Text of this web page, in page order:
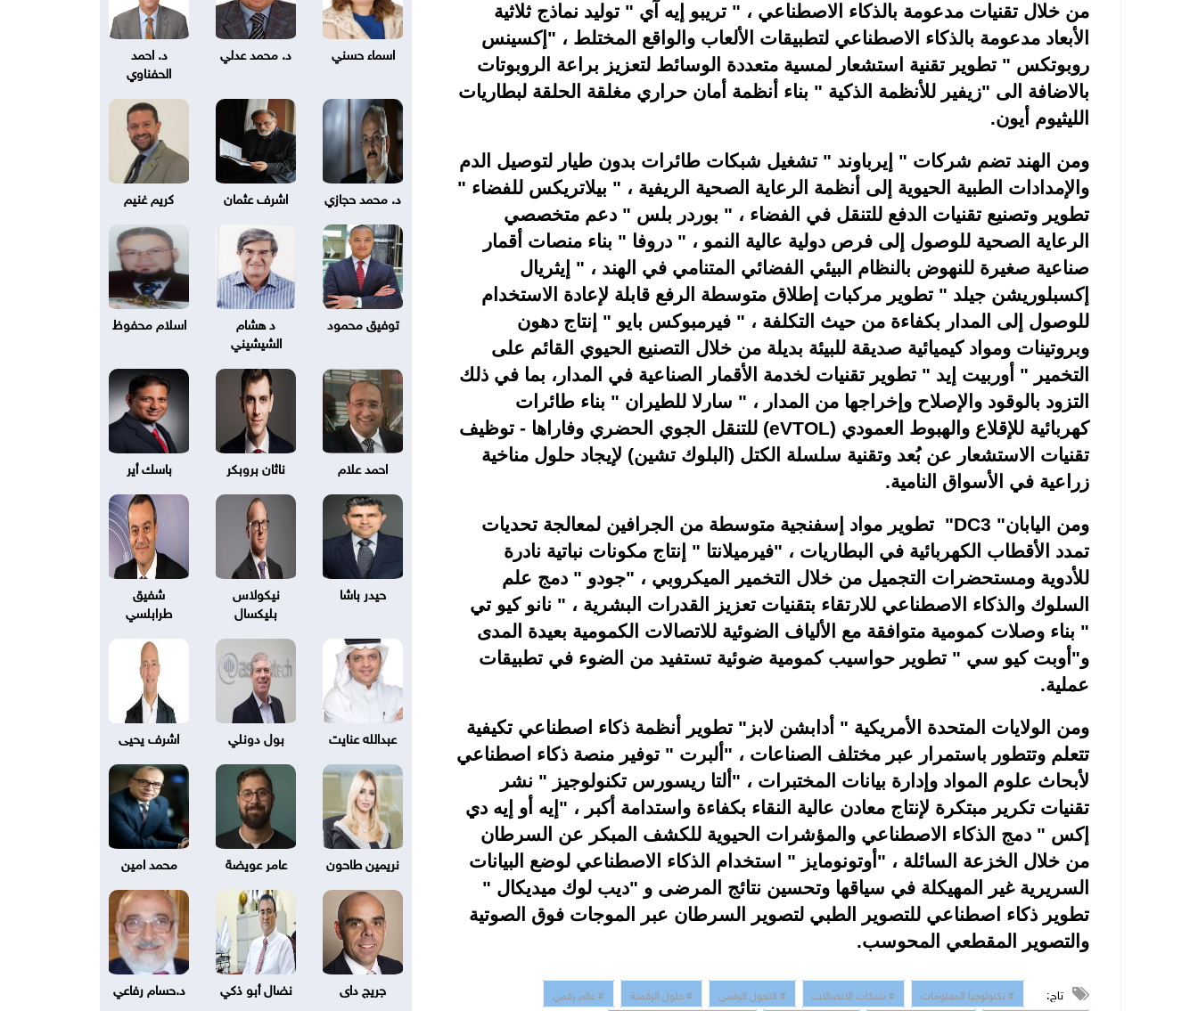
من خلال تقنيات مدعومة بالذكاء الاصطناعي ، " تريبو إيه آي " توليد نماذج ثلاثية
الأبعاد مدعومة بالذكاء الاصطناعي لتطبيقات الألعاب والواقع المختلط ، "إكسينس
روبوتكس " تطوير تقنية استشعار لمسية متعددة الوسائط لتعزيز براعة الروبوتات
بالاضافة الى "زيفير للأنظمة الذكية " بناء أنظمة أمان حراري مغلقة الحلقة لبطاريات
الليثيوم أيون.
ومن الهند تضم شركات " إيرباوند " تشغيل شبكات طائرات بدون طيار لتوصيل الدم
والإمدادات الطبية الحيوية إلى أنظمة الرعاية الصحية الريفية ، " بيلاتريكس للفضاء "
تطوير وتصنيع تقنيات الدفع للتنقل في الفضاء ، " بوردر بلس " دعم متخصصي
الرعاية الصحية للوصول إلى فرص دولية عالية النمو ، " دروفا " بناء منصات أقمار
صناعية صغيرة للنهوض بالنظام البيئي الفضائي المتنامي في الهند ، " إيثريال
إكسبلوريشن جيلد " تطوير مركبات إطلاق متوسطة الرفع قابلة لإعادة الاستخدام
للوصول إلى المدار بكفاءة من حيث التكلفة ، " فيرمبوكس بايو " إنتاج دهون
وبروتينات ومواد كيميائية صديقة للبيئة بديلة من خلال التصنيع الحيوي القائم على
التخمير " أوربيت إيد " تطوير تقنيات لخدمة الأقمار الصناعية في المدار، بما في ذلك
التزود بالوقود والإصلاح وإخراجها من المدار ، " سارلا للطيران " بناء طائرات
كهربائية للإقلاع والهبوط العمودي (eVTOL) للتنقل الجوي الحضري وفاراها - توظيف
تقنيات الاستشعار عن بُعد وتقنية سلسلة الكتل (البلوك تشين) لإيجاد حلول مناخية
زراعية في الأسواق النامية.
ومن اليابان" 3
DC
" تطوير مواد إسفنجية متوسطة من الجرافين لمعالجة تحديات
تمدد الأقطاب الكهربائية في البطاريات ، "فيرميلانتا " إنتاج مكونات نباتية نادرة
للأدوية ومستحضرات التجميل من خلال التخمير الميكروبي ، "جودو " دمج علم
السلوك والذكاء الاصطناعي للارتقاء بتقنيات تعزيز القدرات البشرية ، " نانو كيو تي
" بناء وصلات كمومية متوافقة مع الألياف الضوئية للاتصالات الكمومية بعيدة المدى
و"أوبت كيو سي " تطوير حواسيب كمومية ضوئية تستفيد من الضوء في تطبيقات
عملية.
ومن الولايات المتحدة الأمريكية " أدابشن لابز" تطوير أنظمة ذكاء اصطناعي تكيفية
تتعلم وتتطور باستمرار عبر مختلف الصناعات ، "ألبرت " توفير منصة ذكاء اصطناعي
لأبحاث علوم المواد وإدارة بيانات المختبرات ، "ألتا ريسورس تكنولوجيز " نشر
تقنيات تكرير مبتكرة لإنتاج معادن عالية النقاء بكفاءة واستدامة أكبر ، "إيه أو إيه دي
إكس " دمج الذكاء الاصطناعي والمؤشرات الحيوية للكشف المبكر عن السرطان
من خلال الخزعة السائلة ، "أوتونومايز " استخدام الذكاء الاصطناعي لوضع البيانات
السريرية غير المهيكلة في سياقها وتحسين نتائج المرضى و "ديب لوك ميديكال "
تطوير ذكاء اصطناعي للتصوير الطبي لتصوير السرطان عبر الموجات فوق الصوتية
والتصوير المقطعي المحوسب.
تاج: # تكنولوجيا المعلومات # شبكات الاتصالات # التحول الرقمي # حلول الرقمنة # عالم رقمي
اسماء حسني د. محمد عدلي
د. احمد
الحفناوي
د. محمد حجازي اشرف عثمان كريم غنيم
توفيق محمود
د هشام
الشيشيني
اسلام محفوظ
احمد علام ناثان بروبكر باسك أير
حيدر باشا
نيكولاس
بليكسال
شفيق
طرابلسي
عبدالله عنايت بول دونلي اشرف يحيى
نريمين طاحون عامر عويضة محمد امين
جريج داى نضال أبو ذكي د.حسام رفاعي